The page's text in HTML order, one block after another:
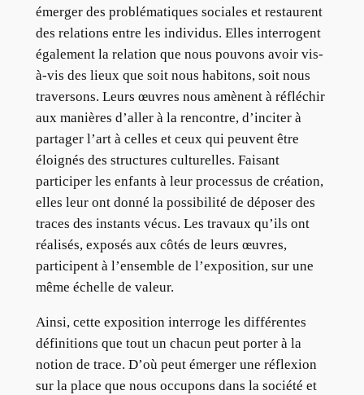
émerger des problématiques sociales et restaurent
des relations entre les individus. Elles interrogent
également la relation que nous pouvons avoir vis-
à-vis des lieux que soit nous habitons, soit nous
traversons. Leurs œuvres nous amènent à réfléchir
aux manières d’aller à la rencontre, d’inciter à
partager l’art à celles et ceux qui peuvent être
éloignés des structures culturelles. Faisant
participer les enfants à leur processus de création,
elles leur ont donné la possibilité de déposer des
traces des instants vécus. Les travaux qu’ils ont
réalisés, exposés aux côtés de leurs œuvres,
participent à l’ensemble de l’exposition, sur une
même échelle de valeur.
Ainsi, cette exposition interroge les différentes
définitions que tout un chacun peut porter à la
notion de trace. D’où peut émerger une réflexion
sur la place que nous occupons dans la société et